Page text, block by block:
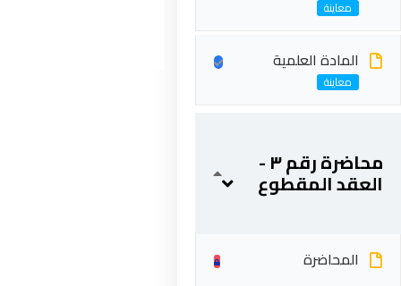
المادة العلمية
محاضرة رقم ٣ -
العقد المقطوع
المحاضرة
5 شارع 278 – المعادي الجديدة – القاهرة – جمهورية مصر
العربية
info@acarea.com.eg